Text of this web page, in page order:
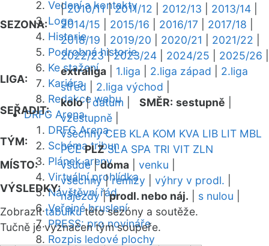
Vedení a kontakty
Logo
Historie
Podrobná historie
Ke stažení
Kariéra
Redakce webu
DRFG Arena
DRFG Arena
Schéma tribun
Plánek areny
Virtuální prohlídka
Návštěvní řád
Veřejné bruslení
PRESS: pro novináře
Rozpis ledové plochy
SEZONA:
|2010/11|2011/12 2012/13 2013/14
2014/15
2015/16 2016/17 2017/18
2018/19
2019/20 2020/21 2021/22
2022/23|2023/24 2024/25 2025/26
LIGA:
extraliga 1.liga 2.liga západ
2.liga
střed
2.liga východ
SEŘADIT:
kolo|datum SMĚR: sestupně
vzestupně
TÝM:
všechny CEB KLA KOM KVA LIB LIT MBL
PCE PLZ SLA SPA TRI VIT ZLN
MÍSTO:
všude|doma venku
VÝSLEDKY:
všechny|remízy výhry v prodl.
nájezdy|prodl. nebo náj. s nulou
Zobrazittabulkutéto sezóny a soutěže.
Tučně je vyznačen tým soupeře.